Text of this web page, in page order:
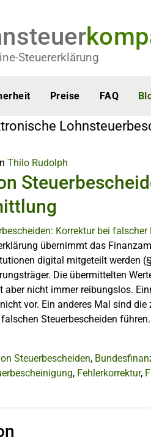
Steuererklärung
Preise FAQ
Thilo Rudolph
übernimmt das
digital mitgeteilt werden
Die übermittelten
aber nicht immer reibungslos.
vor. Ein anderes Mal sind
Steuerbescheiden führen.
Steuerbescheiden,
, Fehlerkorrektur,